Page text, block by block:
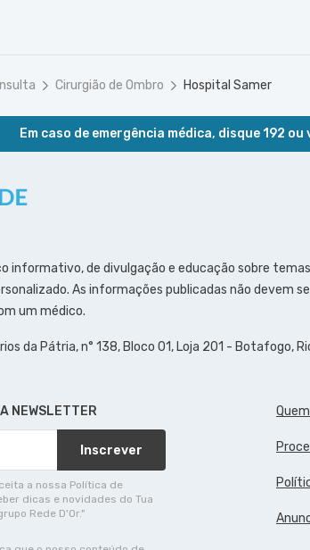
Cirurgião de Ombro Hospital Samer
Em caso de emergência médica, disque 192
Pinterest
informativo, de divulgação e educação sobre
As informações publicadas não
um médico.
da Pátria, n° 138, Bloco 01, Loja 201 - Botafogo,
NEWSLETTER
Inscrever
a nossa Política de
dicas e novidades do Tua
Rede D'Or."